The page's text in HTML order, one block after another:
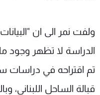
ولفت نمر الى ان
الدراسة لا تظهر وجود
تم اقتراحه في دراسات
قبالة الساحل اللبناني،